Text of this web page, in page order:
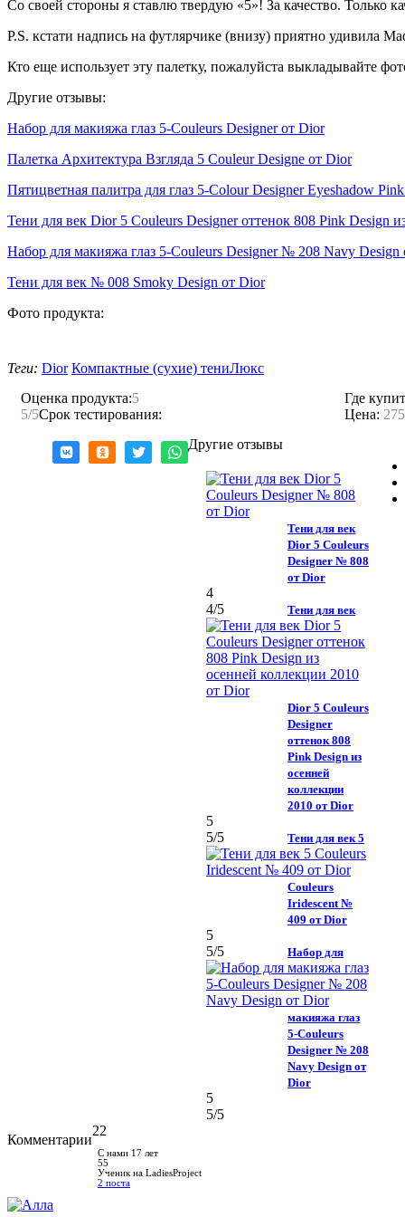
Со своей стороны я ставлю твердую «5»! За качество. Только
P.S. кстати надпись на футлярчике (внизу) приятно удивила
Кто еще использует эту палетку, пожалуйста выкладывайте
Другие отзывы:
Набор для макияжа глаз 5-Couleurs Designer от Dior
Палетка Архитектура Взгляда 5 Couleur Designe от Dior
Пятицветная палитра для глaз 5-Colour Designer Eyeshadow
Тени для век Dior 5 Couleurs Designer оттенок 808 Pink Design
Набор для макияжа глаз 5-Couleurs Designer № 208 Navy Design
Тени для век № 008 Smoky Design от Dior
Фото продукта:
Теги: Dior Компактные (сухие) тениЛюкс
Оценка продукта:5
5/5Срок тестирования:
Где
Цена:
Другие отзывы
Тени для век
Dior 5 Couleurs
Designer № 808
от Dior
4
4/5 Тени для век
Dior 5 Couleurs
Designer
оттенок 808
Pink Design из
осенней
коллекции
2010 от Dior
5
5/5 Тени для век 5
Couleurs
Iridescent №
409 от Dior
5
5/5 Набор для
макияжа глаз
5-Couleurs
Designer № 208
Navy Design от
Dior
5
5/5
Комментарии
22
С нами 17 лет
55
Ученик на LadiesProject
2 поста